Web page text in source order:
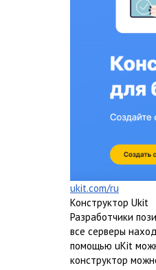
ukit.com/ru
Конструктор Ukit
Разработчики
все серверы
помощью uKit
конструктор